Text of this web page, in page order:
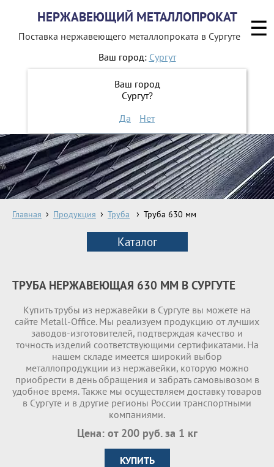
НЕРЖАВЕЮЩИЙ МЕТАЛЛОПРОКАТ
Поставка нержавеющего металлопроката в Сургуте
Ваш город: Сургут
Ваш город
Сургут?
Да
Нет
8 800 551-16-44
ЗАКАЗАТЬ ОБРАТНЫЙ ЗВОНОК
Главная Продукция Труба Труба 630 мм
Каталог
ТРУБА НЕРЖАВЕЮЩАЯ 630 ММ В СУРГУТЕ
Купить трубы из нержавейки в Сургуте вы можете на
сайте Metall-Office. Мы реализуем продукцию от лучших
заводов-изготовителей, подтверждая качество и
точность изделий соответствующими сертификатами. На
нашем складе имеетcя широкий выбор
металлопродукции из нержавейки, которую можно
приобрести в день обращения и забрать самовывозом в
удобное время. Также мы осуществляем доставку товаров
в Сургуте и в другие регионы России транспортными
компаниями.
Цена: от 200 руб. за 1 кг
КУПИТЬ
☰